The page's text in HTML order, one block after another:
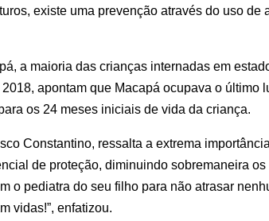
existe uma prevenção através do uso
a maioria das crianças internadas em
apontam que Macapá ocupava o último
os 24 meses iniciais de vida da criança.
Constantino, ressalta a extrema
de proteção, diminuindo sobremaneira
o pediatra do seu filho para não atrasar
vidas!”, enfatizou.